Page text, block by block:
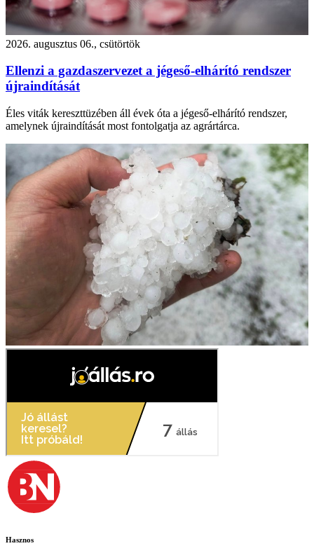
2026. augusztus 06., csütörtök
Ellenzi a gazdaszervezet a jégeső-elhárító rendszer
újraindítását
Éles viták kereszttüzében áll évek óta a jégeső-elhárító rendszer,
amelynek újraindítását most fontolgatja az agrártárca.
Hasznos